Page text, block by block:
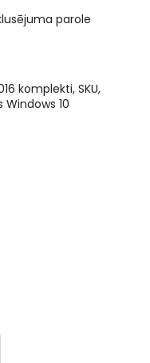
parole
komplekti, SKU,
10